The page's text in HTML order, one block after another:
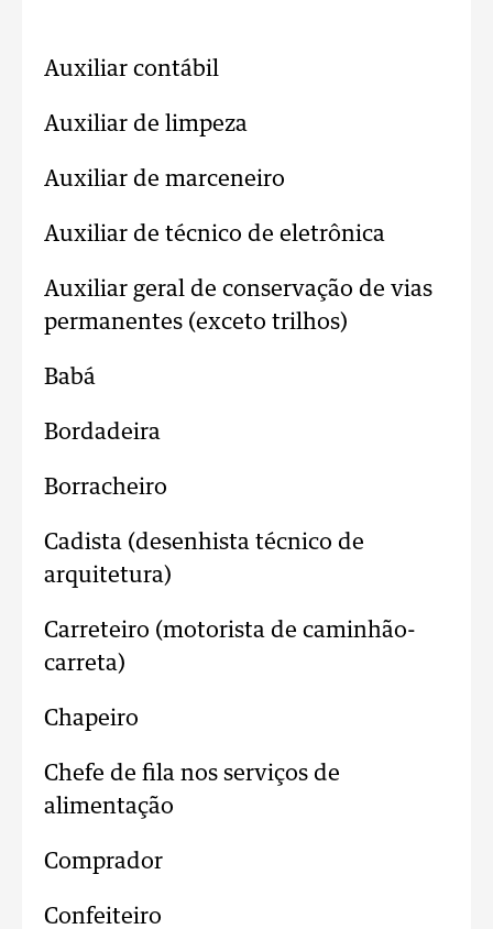
Auxiliar contábil
Auxiliar de limpeza
Auxiliar de marceneiro
Auxiliar de técnico de eletrônica
Auxiliar geral de conservação de vias
permanentes (exceto trilhos)
Babá
Bordadeira
Borracheiro
Cadista (desenhista técnico de
arquitetura)
Carreteiro (motorista de caminhão-
carreta)
Chapeiro
Chefe de fila nos serviços de
alimentação
Comprador
Confeiteiro